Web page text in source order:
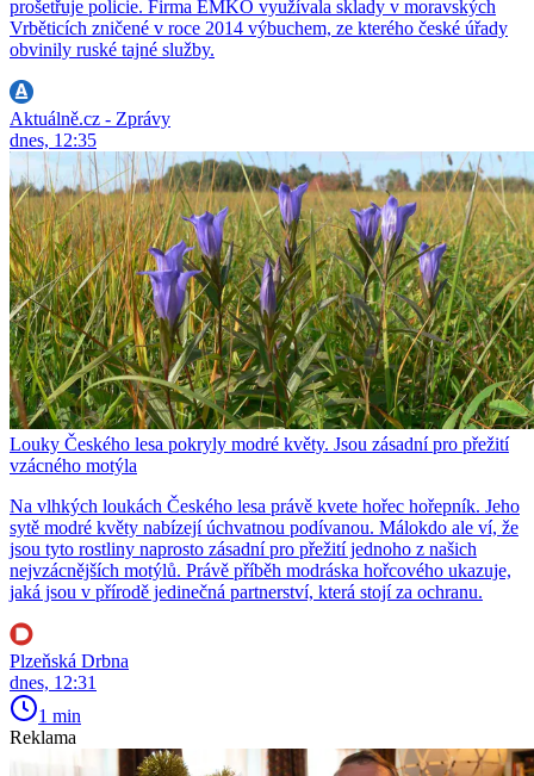
prošetřuje policie. Firma EMKO využívala sklady v moravských
Vrběticích zničené v roce 2014 výbuchem, ze kterého české úřady
obvinily ruské tajné služby.
Aktuálně.cz - Zprávy
dnes, 12:35
Louky Českého lesa pokryly modré květy. Jsou zásadní pro přežití
vzácného motýla
Na vlhkých loukách Českého lesa právě kvete hořec hořepník. Jeho
sytě modré květy nabízejí úchvatnou podívanou. Málokdo ale ví, že
jsou tyto rostliny naprosto zásadní pro přežití jednoho z našich
nejvzácnějších motýlů. Právě příběh modráska hořcového ukazuje,
jaká jsou v přírodě jedinečná partnerství, která stojí za ochranu.
Plzeňská Drbna
dnes, 12:31
1 min
Reklama